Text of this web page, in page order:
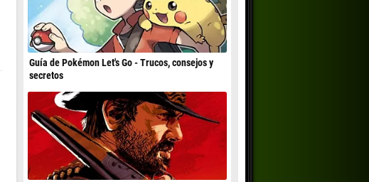
Guía de Pokémon Let's Go - Trucos, consejos y
secretos